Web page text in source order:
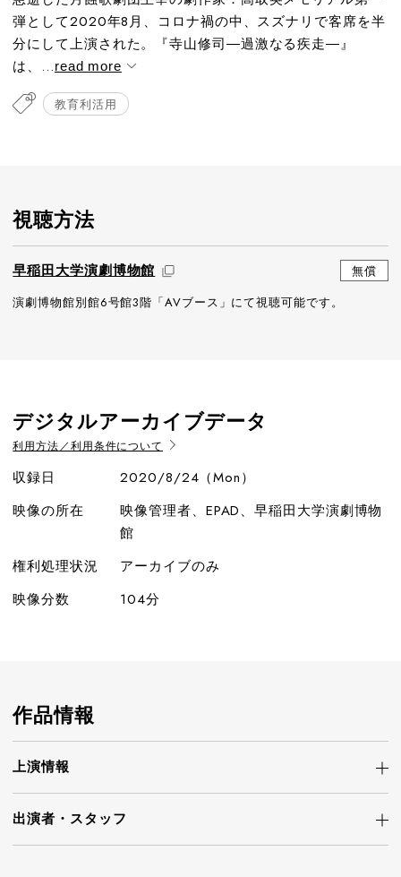
弾として2020年8月、コロナ禍の中、スズナリで客席を半
分にして上演された。『寺山修司―過激なる疾走―』
は、...read more
教育利活用
視聴方法
早稲田大学演劇博物館
無償
演劇博物館別館6号館3階「AVブース」にて視聴可能です。
デジタルアーカイブデータ
利用方法／利用条件について
収録日
2020/8/24（Mon）
映像の所在
映像管理者、EPAD、早稲田大学演劇博物
館
権利処理状況
アーカイブのみ
映像分数
104分
作品情報
上演情報
出演者・ スタッフ